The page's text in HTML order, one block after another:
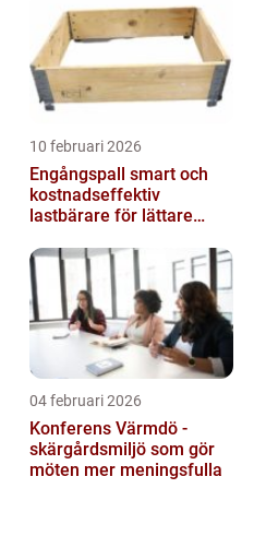
10 februari 2026
Engångspall smart och
kostnadseffektiv
lastbärare för lättare
04 februari 2026
Konferens Värmdö -
skärgårdsmiljö som gör
möten mer meningsfulla